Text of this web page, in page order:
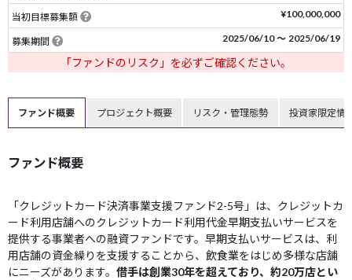
当初目標募集額 ¥100,000,000
募集期間 2025/06/10 〜 2025/06/19
「ファンドのリスク」を必ずご確認ください。
ファンド概要 プロジェクト概要 リスク・管理態勢 投資家限定情
ファンド概要
「クレジットカード決済事業支援ファンド2-5号」は、クレジットカ
ード利用店舗へのクレジットカード利用代金早期支払いサービスを
提供する事業者への融資ファンドです。早期支払いサービスは、利
用店舗の資金繰りを支援することから、飲食業をはじめ多様な店舗
にニーズがあります。 借手は創業30年を超えており、約20万店とい